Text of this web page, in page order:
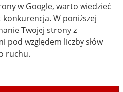
w Google, warto wiedzieć
W poniższej
Twojej strony z
pod względem liczby słów
ruchu.